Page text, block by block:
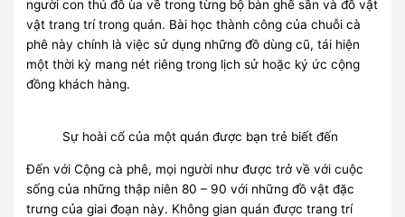
người con thủ đô ùa về trong từng bộ bàn ghế sần và đồ vật
vật trang trí trong quán. Bài học thành công của chuỗi cà
phê này chính là việc sử dụng những đồ dùng cũ, tái hiện
một thời kỳ mang nét riêng trong lịch sử hoặc ký ức cộng
đồng khách hàng.
Sự hoài cổ của một quán được bạn trẻ biết đến
Đến với Cộng cà phê, mọi người như được trở về với cuộc
sống của những thập niên 80 – 90 với những đồ vật đặc
trưng của giai đoạn này. Không gian quán được trang trí